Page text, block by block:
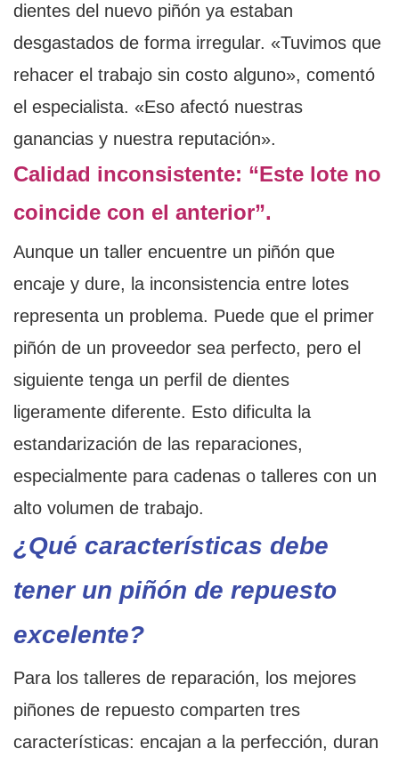
dientes del nuevo piñón ya estaban
desgastados de forma irregular. «Tuvimos que
rehacer el trabajo sin costo alguno», comentó
el especialista. «Eso afectó nuestras
ganancias y nuestra reputación».
Calidad inconsistente: “Este lote no
coincide con el anterior”.
Aunque un taller encuentre un piñón que
encaje y dure, la inconsistencia entre lotes
representa un problema. Puede que el primer
piñón de un proveedor sea perfecto, pero el
siguiente tenga un perfil de dientes
ligeramente diferente. Esto dificulta la
estandarización de las reparaciones,
especialmente para cadenas o talleres con un
alto volumen de trabajo.
¿Qué características debe
tener un piñón de repuesto
excelente?
Para los talleres de reparación, los mejores
piñones de repuesto comparten tres
características: encajan a la perfección, duran